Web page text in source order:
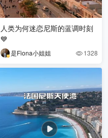
人类为何迷恋尼斯的蓝调时刻
💙
是Fiona小姐姐  1328